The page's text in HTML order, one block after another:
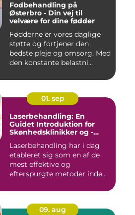
Fodbehandling på
Østerbro - Din vej til
velvære for dine fødder
Fødderne er vores daglige
støtte og fortjener den
bedste pleje og omsorg. Med
den konstante belastni...
01. sep
Laserbehandling: En
Guidet Introduktion for
Skønhedsklinikker og -
Laserbehandling har i dag
etableret sig som en af de
mest effektive og
efterspurgte metoder inden
09. aug